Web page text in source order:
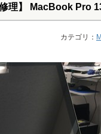
修理】 MacBook Pro
カテゴリ：